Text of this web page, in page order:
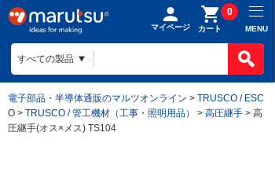
マイページ カート
0
MENU
電子部品・半導体通販のマルツオンライン > TRUSCO / ESC
O > TRUSCO / 管工機材（工事・照明用品） > 高圧継手 > 高
圧継手(オス×メス) TS104